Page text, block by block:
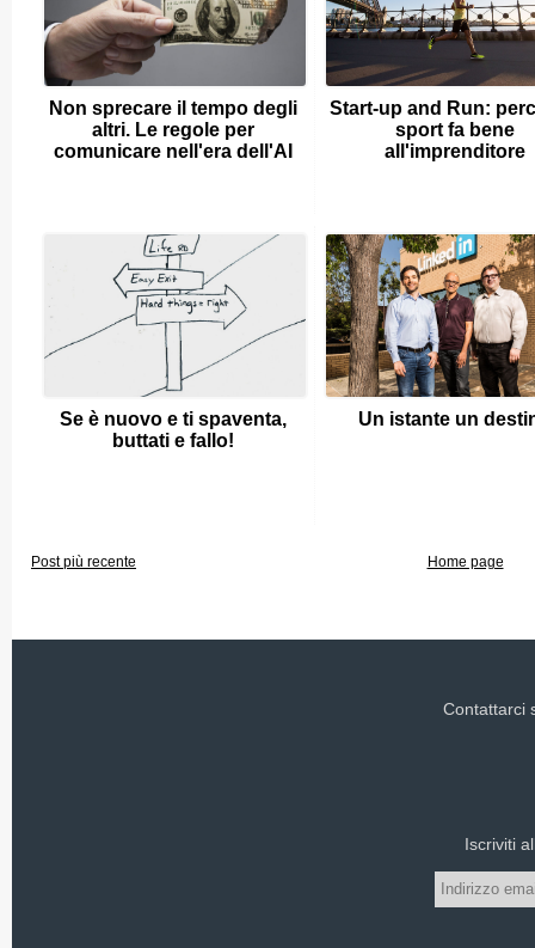
Non sprecare il tempo degli
altri. Le regole per
comunicare nell'era dell'AI
Start-up and Run:
sport fa bene
all'imprenditore
Se è nuovo e ti spaventa,
buttati e fallo!
Un istante un
Post più recente Home page
Contattarci
Iscriviti